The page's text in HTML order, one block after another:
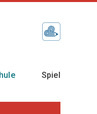
Spiel